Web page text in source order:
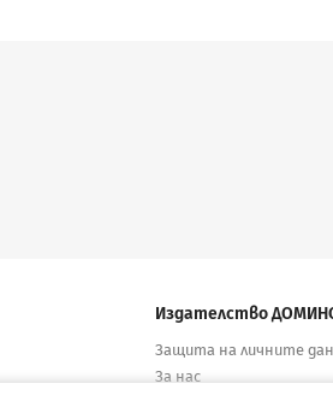
Издателство
Защита на личните
За нас